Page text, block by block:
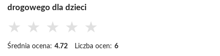
drogowego dla dzieci
★ ★ ★ ★ ★
Średnia ocena: 4.72 Liczba ocen: 6